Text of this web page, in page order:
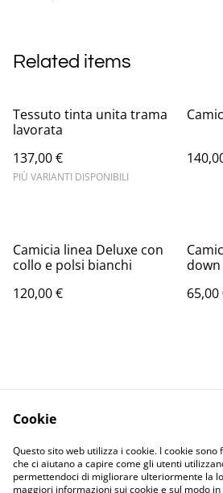
Related items
Tessuto tinta unita trama
lavorata
137,00 €
PIÙ VARIANTI DISPONIBILI
Camicia linea Deluxe con
collo e polsi bianchi
120,00 €
down
65,00
Contact Us
Privacy Policy
Cookie
Questo sito web utilizza i cookie. I cookie sono
che ci aiutano a capire come gli utenti
permettendoci di migliorare ulteriormente la
maggiori informazioni sui cookie e sul modo